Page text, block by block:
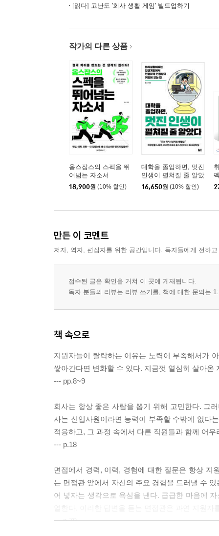
[읽다] 고난도 '회사 생활 게임' 빌드업하기
작가의 다른 상품
옴스잡스의 스펙을 뛰
어넘는 자소서
18,900원 (10% 할인)
대학을 졸업하면, 멋진
인생이 펼쳐질 줄 알았
다
16,650원 (10% 할인)
+
만든 이 코멘트
저자, 역자, 편집자를 위한 공간입니다. 독자들에게 전하
접수된 글은 확인을 거쳐 이 곳에 게재됩니다.
독자 분들의 리뷰는 리뷰 쓰기를, 책에 대한 문의는
책 속으로
지원자들이 탈락하는 이유는 노력이 부족해서가
쌓아간다면 변화할 수 있다. 지금껏 열심히 살아
--- pp.8~9
회사는 항상 좋은 사람을 뽑기 위해 고민한다. 그
사는 신입사원이라면 능력이 부족할 수밖에 없다
적응하고, 그 과정 속에서 다른 직원들과 함께 어
--- p.18
면접에서 경력, 이력, 경험에 대한 질문은 항상 지
는 면접관 앞에서 자신의 주요 경험을 드러낼 수
어 넣자는 생각으로 욕심을 낸다. 급급한 마음에
--- p.79